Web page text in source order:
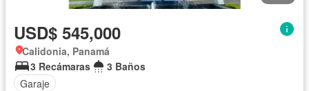
USD$ 545,000
Calidonia, Panamá
3 Recámaras
3 Baños
Garaje